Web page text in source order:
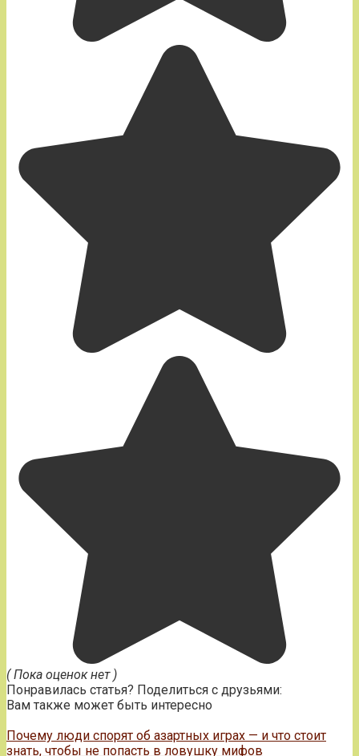
( Пока оценок нет )
Понравилась статья? Поделиться с друзьями:
Вам также может быть интересно
Почему люди спорят об азартных играх — и что стоит
знать, чтобы не попасть в ловушку мифов